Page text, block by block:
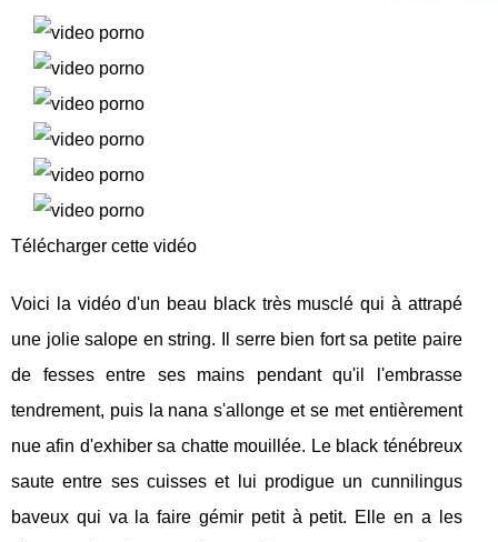
Télécharger cette vidéo
Voici la vidéo d'un beau black très musclé qui à attrapé
une jolie salope en string. Il serre bien fort sa petite paire
de fesses entre ses mains pendant qu'il l'embrasse
tendrement, puis la nana s'allonge et se met entièrement
nue afin d'exhiber sa chatte mouillée. Le black ténébreux
saute entre ses cuisses et lui prodigue un cunnilingus
baveux qui va la faire gémir petit à petit. Elle en a les